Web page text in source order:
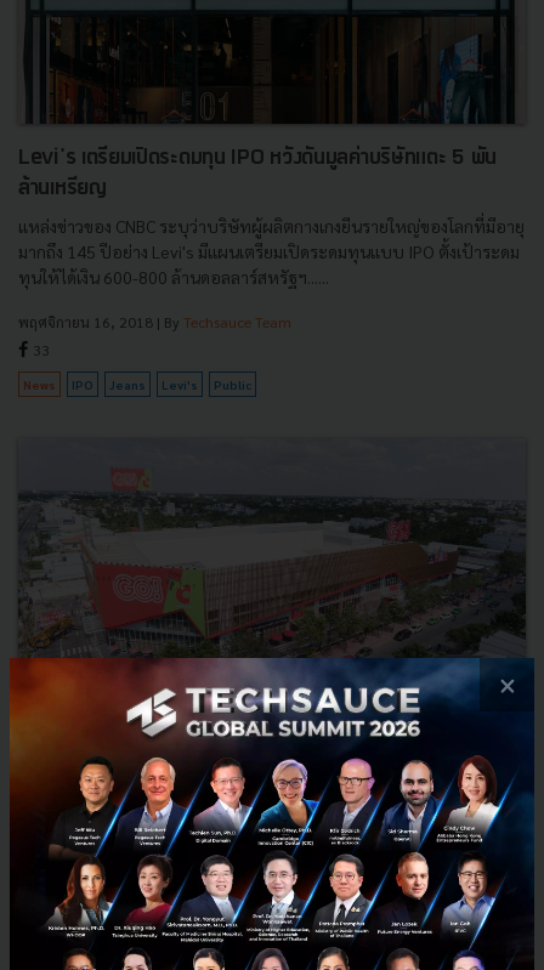
Levi's เตรียมเปิดระดมทุน IPO หวังดันมูลค่าบริษัทแตะ 5 พัน
ล้านเหรียญ
แหล่งข่าวของ CNBC ระบุว่าบริษัทผู้ผลิตกางเกงยีนรายใหญ่ของโลกที่มีอายุ
มากถึง 145 ปีอย่าง Levi's มีแผนเตรียมเปิดระดมทุนแบบ IPO ตั้งเป้าระดม
ทุนให้ได้เงิน 600-800 ล้านดอลลาร์สหรัฐฯ......
พฤศจิกายน 16, 2018 | By Techsauce Team
33
News IPO Jeans Levi's Public
กลุ่ม Central เวียดนาม เปิดตัว “โก!” (GO!) ศูนย์การค้าใหญ่
ที่สุดในบริเวณสามเหลี่ยมปากแม่น้ำโขง
กลุ่มเซ็นทรัล เวียดนาม เปิดตัวศูนย์การค้าแห่งใหม่ “โก!” (GO!) ณ เมือง หมี
ถ่อ (My Tho), จังหวัดเตี่ยนซาง (Tian Giang) เติมเต็มครบทุกความต้องการ
ของลูกค้า โดยรวบรวม ร้านอาหาร สินค้าอุ...
พฤศจิกายน 15, 2018| ByTechsauce Team
×